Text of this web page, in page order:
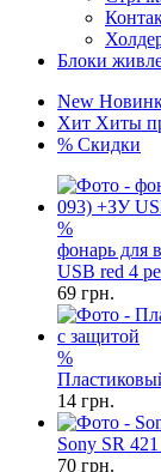
Блоки
New
Хит Хиты
% Скидки
%
фонарь для
USB red 4
69 грн.
%
14 грн.
Sony SR
70 грн.